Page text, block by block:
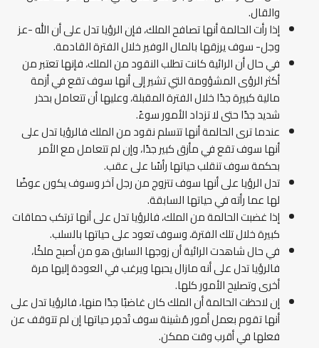
والقال.
إذا رأت الحالمة أنها تصافح الملك، فإن الرؤيا تدل على أن الله -عز
وجل- سوف يرزقها بالمال الوفير خلال الفترة القادمة.
في حال أن الرائية كانت تطلب النقود من الملك، فإنها تعتبر من
أكثر الرؤى المشؤومة التي تشير إلى أنها سوف تقع في أزمة
مالية كبيرة جدًا خلال الفترة المقبلة، وعليها أن تتعامل بحذر
شديد جدًا حتى لا تزداد الأمور سوءً.
عندما ترى الحالمة أنها تتسلم نقود من الملك فالرؤيا تدل على
أنها سوف تقع في مأزق كبير جدًا، وإن لم تتعامل مع الأمر
بحكمة سوف تنقلب حياتها رأسًا على عقب.
تدل الرؤيا على أنها سوف تتزوج من رجل آخر وسوف يكون عوضًا
لها عما رأته في حياتها السابقة.
إذا غضبت الحالمة من الملك، فالرؤيا تدل على أنها ترتكب حماقات
كبيرة خلال تلك الفترة، وسوف تعود على حياتها بالسلب.
في حال شاهدت الرائية أن زوجها السابق هو من أصبح ملكًا،
فالرؤيا تدل على أنه مازال يحبها ويرغب في العودة إليها مرة
أخرى وتصليح الأمور كلها.
إن لاحظت الحالمة أن الملك كان غاضبًا جدًا منها، فالرؤيا تدل على
أنها تقوم بعمل أمور مُشينة سوف تُدمِر حياتها إن لم تتوقف عن
فعلها في أقرب وقت ممكن.